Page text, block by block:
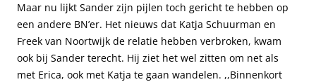
Maar nu lijkt Sander zijn pijlen toch gericht te hebben op
een andere BN’er. Het nieuws dat Katja Schuurman en
Freek van Noortwijk de relatie hebben verbroken, kwam
ook bij Sander terecht. Hij ziet het wel zitten om net als
met Erica, ook met Katja te gaan wandelen. ,,Binnenkort